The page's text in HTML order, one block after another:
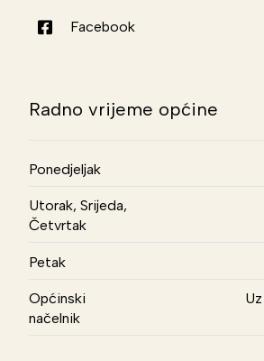
Facebook
Radno vrijeme općine
Ponedjeljak
Utorak, Srijeda,
Četvrtak
Petak
Općinski
načelnik